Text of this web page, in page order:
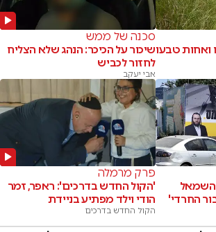
ואחות טבעו
סכנה של ממש
שיכור על הכיכר: הנהג שלא הצליח
לחזור לכביש
אבי יעקב
החרדי'
פרק מרמלה
'הקול החדש בדרכים': ראפר, זמר
הודי וילד מפתיע בניידת
הקול החדש בדרכים